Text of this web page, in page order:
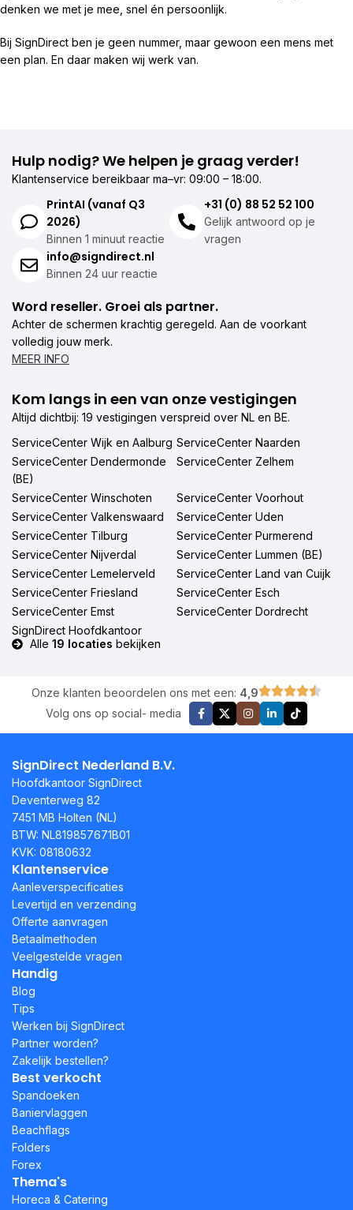
denken we met je mee, snel én persoonlijk.
Bij SignDirect ben je geen nummer, maar gewoon een mens met
een plan. En daar maken wij werk van.
Hulp nodig? We helpen je graag verder!
Klantenservice bereikbaar ma–vr: 09:00 – 18:00.
PrintAI (vanaf Q3
2026)
Binnen 1 minuut reactie
+31 (0) 88 52 52 100
Gelijk antwoord op je
vragen
info@signdirect.nl
Binnen 24 uur reactie
Word reseller. Groei als partner.
Achter de schermen krachtig geregeld. Aan de voorkant
volledig jouw merk.
MEER INFO
Kom langs in een van onze vestigingen
Altijd dichtbij: 19 vestigingen verspreid over NL en BE.
ServiceCenter Wijk en Aalburg ServiceCenter Naarden
ServiceCenter Dendermonde
(BE)
ServiceCenter Zelhem
ServiceCenter Winschoten
ServiceCenter Voorhout
ServiceCenter Valkenswaard
ServiceCenter Uden
ServiceCenter Tilburg
ServiceCenter Purmerend
ServiceCenter Nijverdal
ServiceCenter Lummen (BE)
ServiceCenter Lemelerveld
ServiceCenter Land van Cuijk
ServiceCenter Friesland
ServiceCenter Esch
ServiceCenter Emst
ServiceCenter Dordrecht
SignDirect Hoofdkantoor
Alle 19 locaties bekijken
Onze klanten beoordelen ons met een: 4,9
Volg ons op social- media
SignDirect Nederland B.V.
Hoofdkantoor SignDirect
Deventerweg 82
7451 MB Holten (NL)
BTW: NL819857671B01
KVK: 08180632
Klantenservice
Aanleverspecificaties
Levertijd en verzending
Offerte aanvragen
Betaalmethoden
Veelgestelde vragen
Handig
Blog
Tips
Werken bij SignDirect
Partner worden?
Zakelijk bestellen?
Best verkocht
Spandoeken
Baniervlaggen
Beachflags
Folders
Forex
Thema's
Horeca & Catering